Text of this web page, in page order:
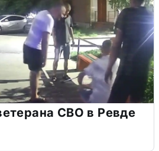
СВО в Ревде